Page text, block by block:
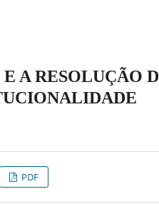
A RESOLUÇÃO
PDF